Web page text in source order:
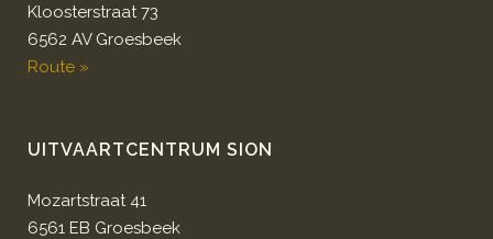
Kloosterstraat 73
6562 AV Groesbeek
Route »
UITVAARTCENTRUM SION
Mozartstraat 41
6561 EB Groesbeek